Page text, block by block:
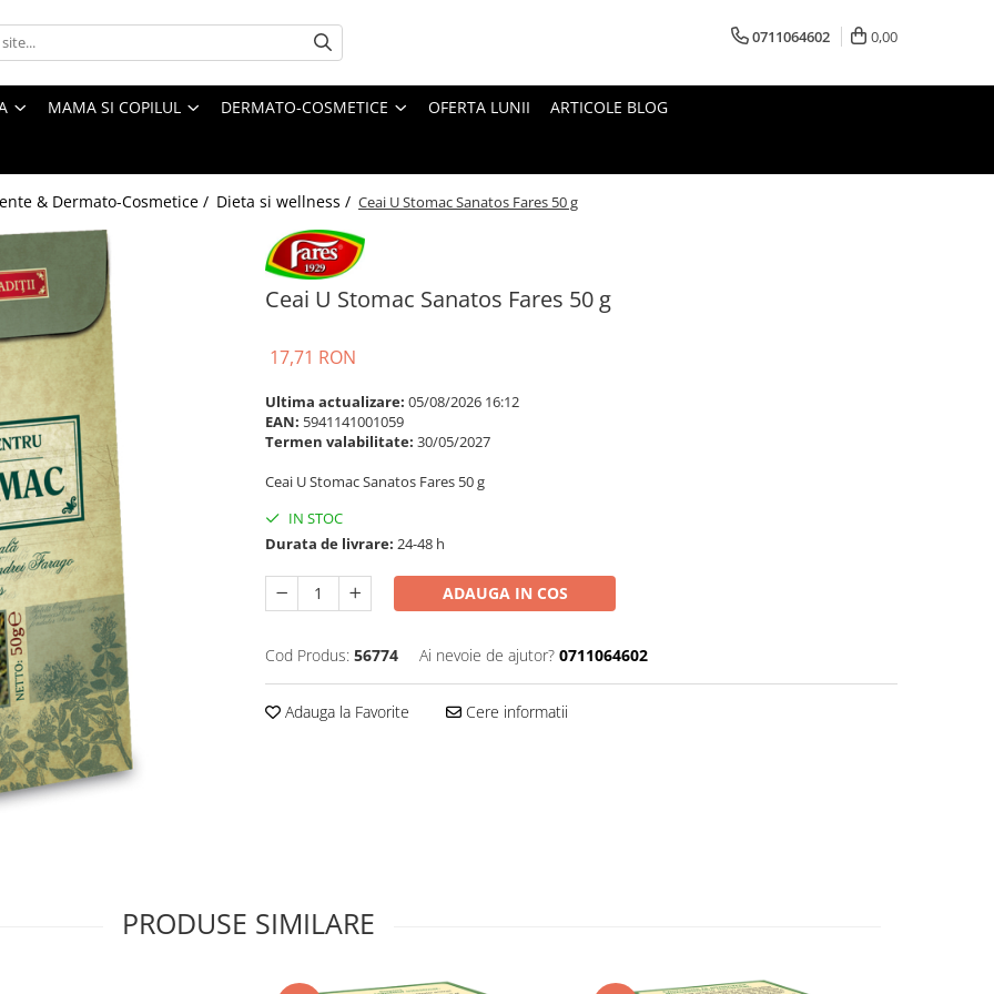
0711064602 0,00
MAMA SI COPILUL DERMATO-COSMETICE OFERTA LUNII ARTICOLE BLOG
& Dermato-Cosmetice / Dieta si wellness / Ceai U Stomac Sanatos Fares 50 g
Ceai U Stomac Sanatos Fares 50 g
17,71 RON
Ultima actualizare: 05/08/2026 16:12
EAN: 5941141001059
Termen valabilitate: 30/05/2027
Ceai U Stomac Sanatos Fares 50 g
IN STOC
Durata de livrare: 24-48 h
ADAUGA IN COS
Cod Produs: 56774 Ai nevoie de ajutor? 0711064602
Adauga la Favorite Cere informatii
PRODUSE SIMILARE